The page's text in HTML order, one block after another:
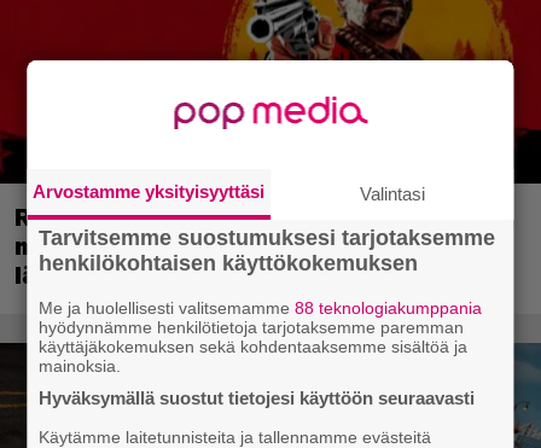
Red Dead Redemption 2:n
menestyskulku jatkuu – Rockstarin
länneneepos rikkoi uuden rajapyykin
Arvostamme yksityisyyttäsi Valintasi
Tarvitsemme suostumuksesi tarjotaksemme
henkilökohtaisen käyttökokemuksen
Me ja huolellisesti valitsemamme88 teknologiakumppania
hyödynnämme henkilötietoja tarjotaksemme paremman
käyttäjäkokemuksen sekä kohdentaaksemme sisältöä ja
mainoksia.
Hyväksymällä suostut tietojesi käyttöön seuraavasti
Käytämme laitetunnisteita ja tallennamme evästeitä